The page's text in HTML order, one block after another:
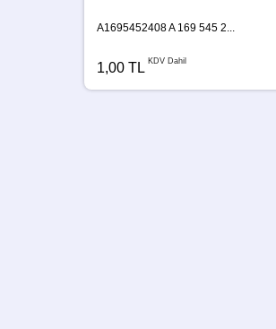
A1695452408 A 169 545 2...
1,00 TL KDV Dahil